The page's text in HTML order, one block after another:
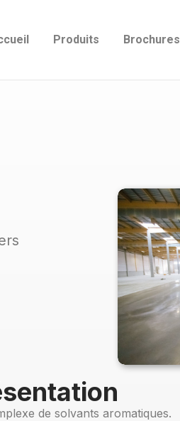
Produits Brochures
de solvants aromatiques.